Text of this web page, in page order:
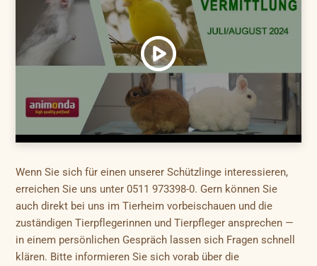
Wenn Sie sich für einen unserer Schützlinge interessieren,
erreichen Sie uns unter 0511 973398-0. Gern können Sie
auch direkt bei uns im Tierheim vorbeischauen und die
zuständigen Tierpflegerinnen und Tierpfleger ansprechen —
in einem persönlichen Gespräch lassen sich Fragen schnell
klären. Bitte informieren Sie sich vorab über die